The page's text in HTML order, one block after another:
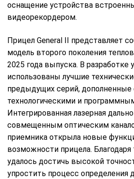
оснащение устройства
видеорекордером.
Прицел General II представляет
модель второго поколения
2025 года выпуска. В разработке
использованы лучшие
предыдущих серий,
технологическими и
Интегрированная лазерная
совмещенным оптическим
приемника открыла новые
возможности прицела. Благодаря
удалось достичь высокой
упростить процесс определения